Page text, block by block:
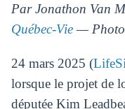
Par Jonathon Van
Québec-Vie— Photo
24 mars 2025 (
lorsque le projet de
députée Kim